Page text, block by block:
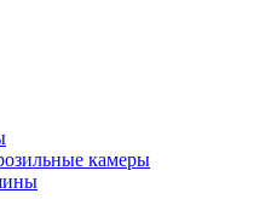
камеры